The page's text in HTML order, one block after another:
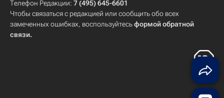
Телефон Редакции: 7 (495) 645-6601
Чтобы связаться с редакцией или сообщить обо всех
замеченных ошибках, воспользуйтесьформой обратной
связи.